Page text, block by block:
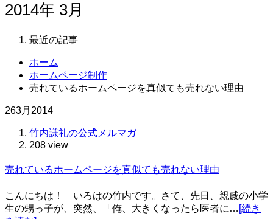
2014年 3月
最近の記事
ホーム
ホームページ制作
売れているホームページを真似ても売れない理由
263月 2014
竹内謙礼の公式メルマガ
208 view
売れているホームページを真似ても売れない理由
こんにちは！ いろはの竹内です。さて、先日、親戚の小学
生の甥っ子が、突然、「俺、大きくなったら医者に… [続き